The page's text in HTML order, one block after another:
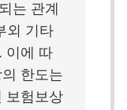
는 관계
외 기타
이에 따
한도는
보험보상